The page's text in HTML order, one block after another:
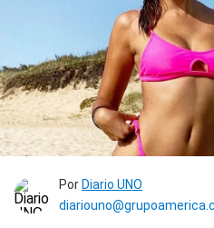
Por Diario UNO